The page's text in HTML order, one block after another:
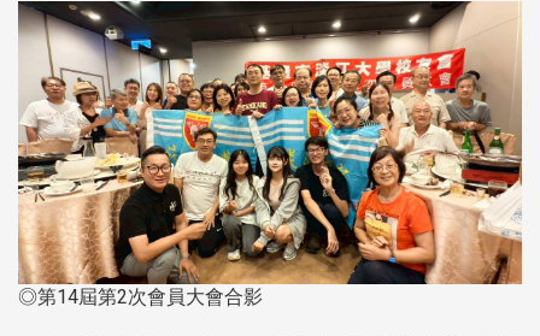
◎第14屆第2次會員大會合影